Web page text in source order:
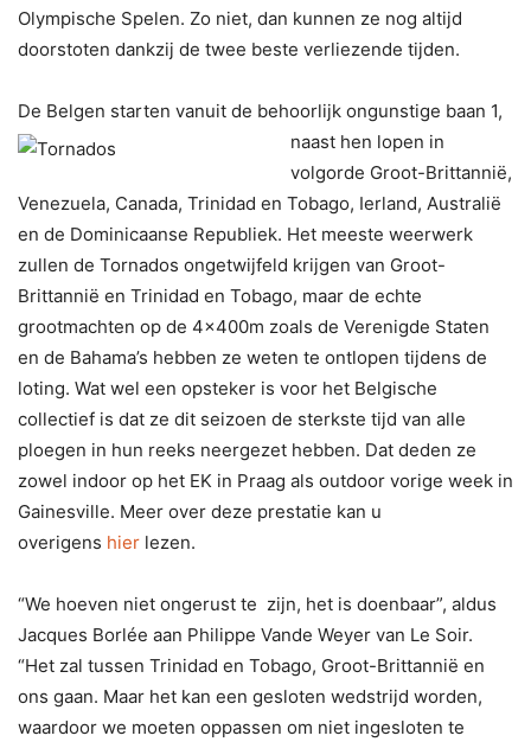
Olympische Spelen. Zo niet, dan kunnen ze nog altijd
doorstoten dankzij de twee beste verliezende tijden.
De Belgen starten vanuit de behoorlijk ongunstige baan 1,
naast hen lopen in
volgorde Groot-Brittannië,
Venezuela, Canada, Trinidad en Tobago, Ierland, Australië
en de Dominicaanse Republiek. Het meeste weerwerk
zullen de Tornados ongetwijfeld krijgen van Groot-
Brittannië en Trinidad en Tobago, maar de echte
grootmachten op de 4x400m zoals de Verenigde Staten
en de Bahama’s hebben ze weten te ontlopen tijdens de
loting. Wat wel een opsteker is voor het Belgische
collectief is dat ze dit seizoen de sterkste tijd van alle
ploegen in hun reeks neergezet hebben. Dat deden ze
zowel indoor op het EK in Praag als outdoor vorige week in
Gainesville. Meer over deze prestatie kan u
overigens hier lezen.
“We hoeven niet ongerust te zijn, het is doenbaar”, aldus
Jacques Borlée aan Philippe Vande Weyer van Le Soir.
“Het zal tussen Trinidad en Tobago, Groot-Brittannië en
ons gaan. Maar het kan een gesloten wedstrijd worden,
waardoor we moeten oppassen om niet ingesloten te